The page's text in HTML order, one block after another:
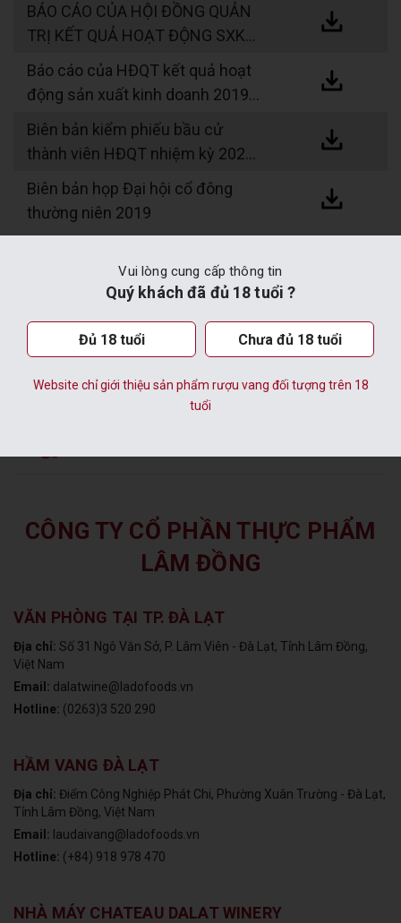
BÁO CÁO CỦA HỘI ĐỒNG QUẢN
TRỊ KẾT QUẢ HOẠT ĐỘNG SXKD
2020 VÀ KẾ HOẠCH NĂM 2021
Báo cáo của HĐQT kết quả hoạt
động sản xuất kinh doanh 2019
và kế hoạch năm 2020
Biên bản kiểm phiếu bầu cử
thành viên HĐQT nhiệm kỳ 2020
– 2025
Biên bản họp Đại hội cổ đông
thường niên 2019
CÔNG TY CỔ PHẦN THỰC PHẨM
LÂM ĐỒNG
VĂN PHÒNG TẠI TP. ĐÀ LẠT
Địa chỉ: Số 31 Ngô Văn Sở, P. Lâm Viên - Đà Lạt, Tỉnh Lâm Đồng,
Việt Nam
Email: dalatwine@ladofoods.vn
Hotline: (0263)3 520 290
HẦM VANG ĐÀ LẠT
Địa chỉ: Điểm Công Nghiệp Phát Chi, Phường Xuân Trường - Đà Lạt,
Tỉnh Lâm Đồng, Việt Nam
Email: laudaivang@ladofoods.vn
Hotline: (+84) 918 978 470
NHÀ MÁY CHATEAU DALAT WINERY
Vui lòng cung cấp thông tin
Quý khách đã đủ 18 tuổi ?
Đủ 18 tuổi Chưa đủ 18 tuổi
Website chỉ giới thiệu sản phẩm rượu vang đối tượng trên 18
tuổi